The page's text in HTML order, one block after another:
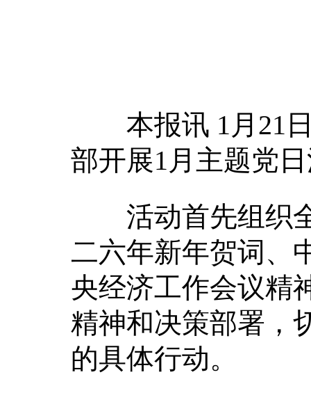
本报讯 1月21日
部开展1月主题党
活动首先组织全
二六年新年贺词、
央经济工作会议精
精神和决策部署，
的具体行动。